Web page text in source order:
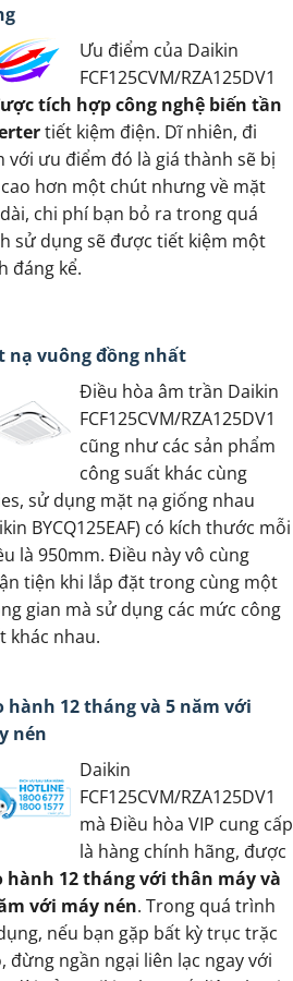
Ưu điểm của Daikin
FCF125CVM/RZA125DV1
tích hợp công nghệ biến tần
tiết kiệm điện. Dĩ nhiên, đi
với ưu điểm đó là giá thành sẽ bị
hơn một chút nhưng về mặt
chi phí bạn bỏ ra trong quá
sử dụng sẽ được tiết kiệm một
đáng kể.
nạ vuông đồng nhất
Điều hòa âm trần Daikin
FCF125CVM/RZA125DV1
cũng như các sản phẩm
công suất khác cùng
sử dụng mặt nạ giống nhau
BYCQ125EAF) có kích thước mỗi
là 950mm. Điều này vô cùng
tiện khi lắp đặt trong cùng một
gian mà sử dụng các mức công
khác nhau.
hành 12 tháng và 5 năm với
nén
Daikin
FCF125CVM/RZA125DV1
mà Điều hòa VIP cung cấp
là hàng chính hãng, được
hành 12 tháng với thân máy và
với máy nén. Trong quá trình
nếu bạn gặp bất kỳ trục trặc
đừng ngần ngại liên lạc ngay với